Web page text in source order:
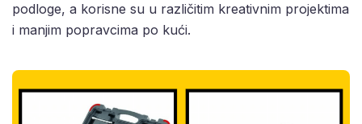
podloge, a korisne su u različitim kreativnim projektima
i manjim popravcima po kući.